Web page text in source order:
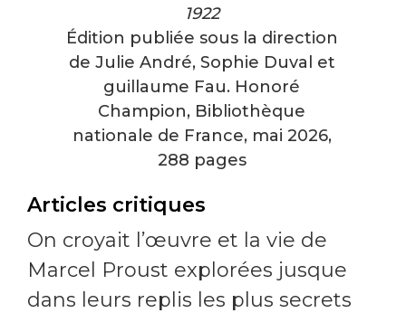
Articles critiques
On croyait l’œuvre et la vie de
Marcel Proust explorées jusque
dans leurs replis les plus secrets
1922
Édition publiée sous la direction
de Julie André, Sophie Duval et
guillaume Fau. Honoré
Champion, Bibliothèque
nationale de France, mai 2026,
288 pages